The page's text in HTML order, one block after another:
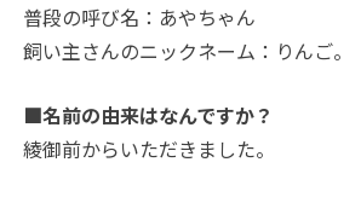
普段の呼び名：あやちゃん
飼い主さんのニックネーム：りんご。
■名前の由来はなんですか？
綾御前からいただきました。